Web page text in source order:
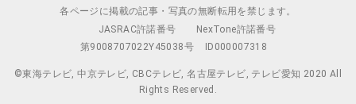
各ページに掲載の記事・写真の無断転用を禁じます。
JASRAC許諾番号
NexTone許諾番号
第9008707022Y45038号
ID000007318
©東海テレビ, 中京テレビ, CBCテレビ, 名古屋テレビ, テレビ愛知 2020 All
Rights Reserved.